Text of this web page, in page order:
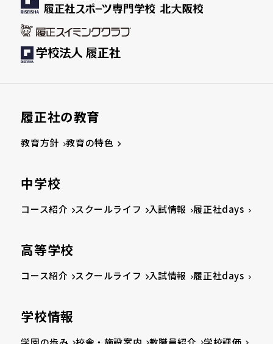
履正社の教育
教育方針 教育の特色
中学校
コース紹介 スクールライフ 入試情報 履正社days
高等学校
コース紹介 スクールライフ 入試情報 履正社days
学校情報